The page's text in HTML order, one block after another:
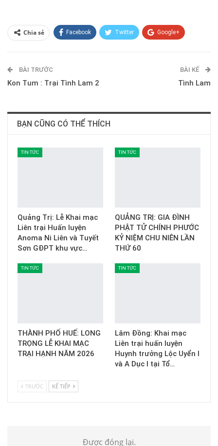
Chia sẻ Facebook Twitter Google+
E-mail
BÀI TRƯỚC
Kon Tum : Trại Tình Lam 2
BÀI KẾ
Tình Lam
BẠN CŨNG CÓ THỂ THÍCH
TIN TỨC
Quảng Trị: Lễ Khai mạc
Liên trại Huấn luyện
Anoma Ni Liên và Tuyết
Sơn GĐPT khu vực…
TIN TỨC
QUẢNG TRỊ: GIA ĐÌNH
PHẬT TỬ CHÍNH PHƯỚC
KỶ NIỆM CHU NIÊN LẦN
THỨ 60
TIN TỨC
THÀNH PHỐ HUẾ: LONG
TRỌNG LỄ KHAI MẠC
TRẠI HẠNH NĂM 2026
TIN TỨC
Lâm Đồng: Khai mạc
Liên trại huấn luyện
Huynh trưởng Lộc Uyển I
và A Dục I tại Tổ…
TRƯỚC KẾ TIẾP
Được đóng lại.